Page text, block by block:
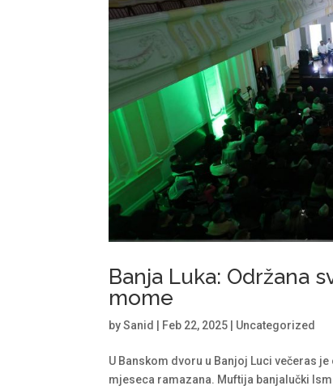
Banja Luka: Održana
mome
bySanid Feb 22, 2025 Uncategorized
U Banskom dvoru u Banjoj Luci večeras
mjeseca ramazana. Muftija banjalučki